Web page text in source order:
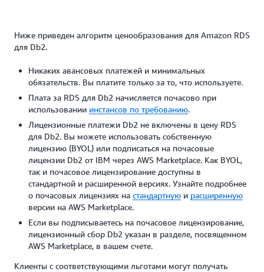
Ниже приведен алгоритм ценообразования для Amazon RDS
для Db2.
Никаких авансовых платежей и минимальных
обязательств. Вы платите только за то, что используете.
Плата за RDS для Db2 начисляется почасово при
использовании инстансов по требованию.
Лицензионные платежи Db2 не включены в цену RDS
для Db2. Вы можете использовать собственную
лицензию (BYOL) или подписаться на почасовые
лицензии Db2 от IBM через AWS Marketplace. Как BYOL,
так и почасовое лицензирование доступны в
стандартной и расширенной версиях. Узнайте подробнее
о почасовых лицензиях на стандартную и расширенную
версии на AWS Marketplace.
Если вы подписываетесь на почасовое лицензирование,
лицензионный сбор Db2 указан в разделе, посвященном
AWS Marketplace, в вашем счете.
Клиенты с соответствующими льготами могут получать